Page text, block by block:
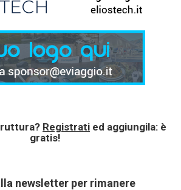
Registrati ed aggiungila: è
gratis!
newsletter per rimanere